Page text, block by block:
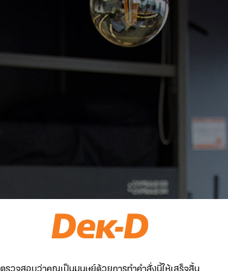
ตรวจสอบว่าคุณเป็นมนุษย์ด้วยการทำคำสั่งนี้ให้เสร็จสิ้น